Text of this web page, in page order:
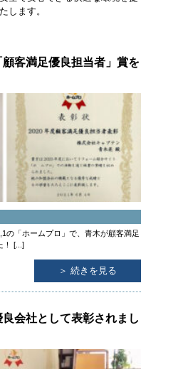
します。
客満足優良担当者」賞を
の「ホームプロ」で、青木が顧客満足
！ [...]
＞ 続きを見る
会社として表彰されまし